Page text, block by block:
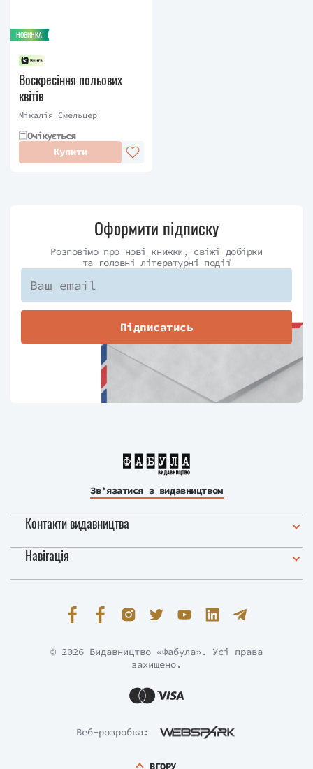
НОВИНКА
Воскресіння польових
квітів
Мікалія Смельцер
Очікується
Купити
Оформити підписку
Розповімо про нові книжки, свіжі добірки
та головні літературні події
Підписатись
Зв’язатися з видавництвом
Контакти видавництва
Навігація
Веб-розробка:
© 2026 Видавництво «Фабула». Усі права
захищено.
ВГОРУ